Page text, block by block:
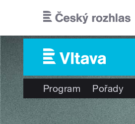
Program Pořady